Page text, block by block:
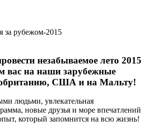
за рубежом-2015
незабываемое лето 2015
вас на наши зарубежные
США и на Мальту!
людьми, увлекательная
новые друзья и море впечатлений
который запомнится на всю жизнь!